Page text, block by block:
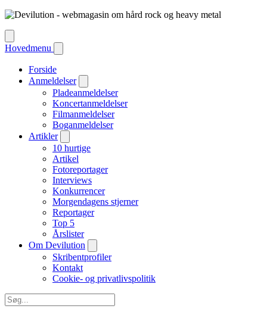
Hovedmenu
Forside
Anmeldelser
Pladeanmeldelser
Koncertanmeldelser
Filmanmeldelser
Boganmeldelser
Artikler
10 hurtige
Artikel
Fotoreportager
Interviews
Konkurrencer
Morgendagens stjerner
Reportager
Top 5
Årslister
Om Devilution
Skribentprofiler
Kontakt
Cookie- og privatlivspolitik